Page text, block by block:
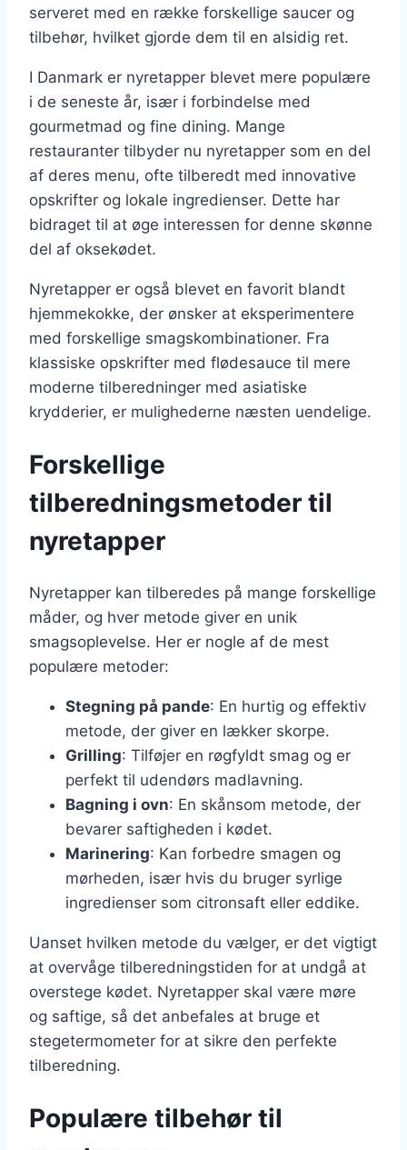
serveret med en række forskellige saucer og
tilbehør, hvilket gjorde dem til en alsidig ret.
I Danmark er nyretapper blevet mere populære
i de seneste år, især i forbindelse med
gourmetmad og fine dining. Mange
restauranter tilbyder nu nyretapper som en del
af deres menu, ofte tilberedt med innovative
opskrifter og lokale ingredienser. Dette har
bidraget til at øge interessen for denne skønne
del af oksekødet.
Nyretapper er også blevet en favorit blandt
hjemmekokke, der ønsker at eksperimentere
med forskellige smagskombinationer. Fra
klassiske opskrifter med flødesauce til mere
moderne tilberedninger med asiatiske
krydderier, er mulighederne næsten uendelige.
Forskellige
tilberedningsmetoder til
nyretapper
Nyretapper kan tilberedes på mange forskellige
måder, og hver metode giver en unik
smagsoplevelse. Her er nogle af de mest
populære metoder:
Stegning på pande: En hurtig og effektiv
metode, der giver en lækker skorpe.
Grilling: Tilføjer en røgfyldt smag og er
perfekt til udendørs madlavning.
Bagning i ovn: En skånsom metode, der
bevarer saftigheden i kødet.
Marinering: Kan forbedre smagen og
mørheden, især hvis du bruger syrlige
ingredienser som citronsaft eller eddike.
Uanset hvilken metode du vælger, er det vigtigt
at overvåge tilberedningstiden for at undgå at
overstege kødet. Nyretapper skal være møre
og saftige, så det anbefales at bruge et
stegetermometer for at sikre den perfekte
tilberedning.
Populære tilbehør til